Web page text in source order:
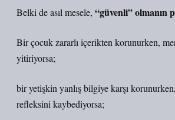
Belki de asıl mesele, “güvenli” olmanın
Bir çocuk zararlı içerikten korunurken,
yitiriyorsa;
bir yetişkin yanlış bilgiye karşı
refleksini kaybediyorsa;